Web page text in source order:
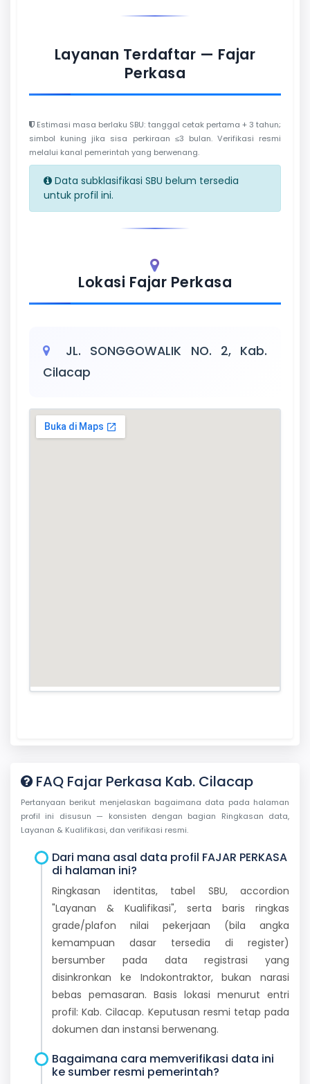
Layanan Terdaftar — Fajar
Perkasa
Estimasi masa berlaku SBU: tanggal cetak pertama + 3 tahun;
simbol kuning jika sisa perkiraan ≤3 bulan. Verifikasi resmi
melalui kanal pemerintah yang berwenang.
Data subklasifikasi SBU belum tersedia
untuk profil ini.
Lokasi Fajar Perkasa
JL. SONGGOWALIK NO. 2, Kab.
Cilacap
FAQ Fajar Perkasa Kab. Cilacap
Pertanyaan berikut menjelaskan bagaimana data pada halaman
profil ini disusun — konsisten dengan bagian Ringkasan data,
Layanan & Kualifikasi, dan verifikasi resmi.
Dari mana asal data profil FAJAR PERKASA
di halaman ini?
Ringkasan identitas, tabel SBU, accordion
"Layanan & Kualifikasi", serta baris ringkas
grade/plafon nilai pekerjaan (bila angka
kemampuan dasar tersedia di register)
bersumber pada data registrasi yang
disinkronkan ke Indokontraktor, bukan narasi
bebas pemasaran. Basis lokasi menurut entri
profil: Kab. Cilacap. Keputusan resmi tetap pada
dokumen dan instansi berwenang.
Bagaimana cara memverifikasi data ini
ke sumber resmi pemerintah?